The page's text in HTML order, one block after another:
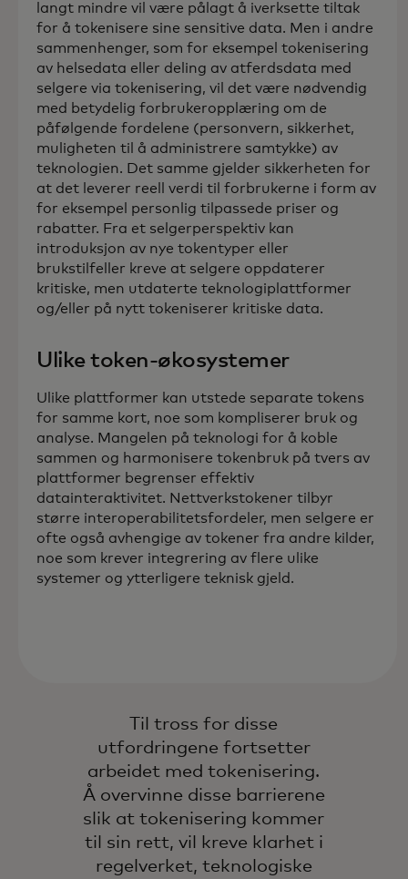
langt mindre vil være pålagt å iverksette tiltak
for å tokenisere sine sensitive data. Men i andre
sammenhenger, som for eksempel tokenisering
av helsedata eller deling av atferdsdata med
selgere via tokenisering, vil det være nødvendig
med betydelig forbrukeropplæring om de
påfølgende fordelene (personvern, sikkerhet,
muligheten til å administrere samtykke) av
teknologien. Det samme gjelder sikkerheten for
at det leverer reell verdi til forbrukerne i form av
for eksempel personlig tilpassede priser og
rabatter. Fra et selgerperspektiv kan
introduksjon av nye tokentyper eller
brukstilfeller kreve at selgere oppdaterer
kritiske, men utdaterte teknologiplattformer
og/eller på nytt tokeniserer kritiske data.
Ulike token-økosystemer
Ulike plattformer kan utstede separate tokens
for samme kort, noe som kompliserer bruk og
analyse. Mangelen på teknologi for å koble
sammen og harmonisere tokenbruk på tvers av
plattformer begrenser effektiv
datainteraktivitet. Nettverkstokener tilbyr
større interoperabilitetsfordeler, men selgere er
ofte også avhengige av tokener fra andre kilder,
noe som krever integrering av flere ulike
systemer og ytterligere teknisk gjeld.
Til tross for disse
utfordringene fortsetter
arbeidet med tokenisering.
Å overvinne disse barrierene
slik at tokenisering kommer
til sin rett, vil kreve klarhet i
regelverket, teknologiske